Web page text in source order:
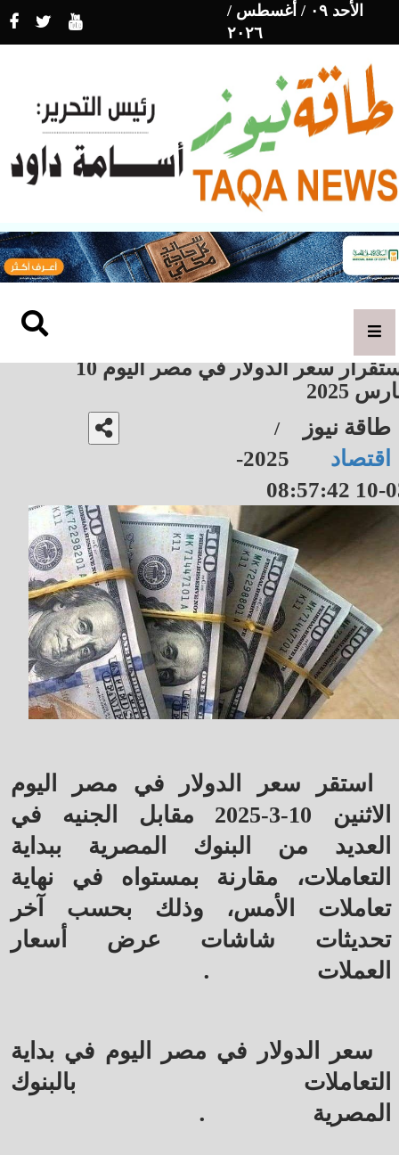
الأحد ٠٩ / أغسطس /
٢٠٢٦
استقرار سعر الدولار في مصر اليوم 10
2025
طاقة نيوز /
اقتصاد
2025-
03-10
استقر سعر الدولار في مصر اليوم
الاثنين 10-3-2025 مقابل الجنيه في
العديد من البنوك المصرية ببداية
التعاملات، مقارنة بمستواه في نهاية
تعاملات الأمس، وذلك بحسب آخر
تحديثات شاشات عرض أسعار
العملات
.
سعر الدولار في مصر اليوم في بداية
التعاملات بالبنوك
المصرية
.